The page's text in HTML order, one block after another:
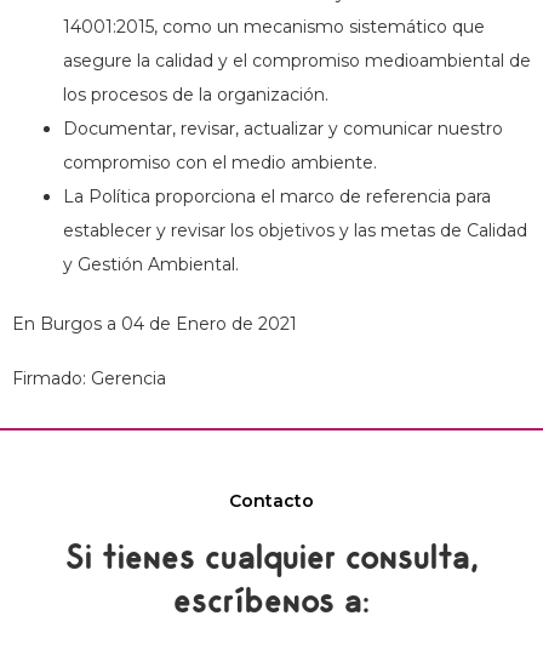
14001:2015, como un mecanismo sistemático que
asegure la calidad y el compromiso medioambiental de
los procesos de la organización.
Documentar, revisar, actualizar y comunicar nuestro
compromiso con el medio ambiente.
La Política proporciona el marco de referencia para
establecer y revisar los objetivos y las metas de Calidad
y Gestión Ambiental.
En Burgos a 04 de Enero de 2021
Firmado: Gerencia
Contacto
Si tienes cualquier consulta,
escríbenos a: